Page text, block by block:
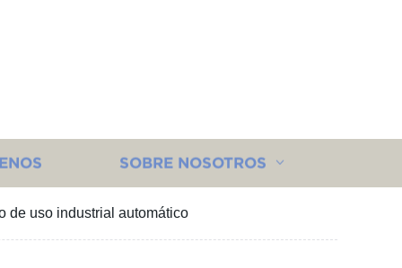
SOBRE NOSOTROS
de uso industrial automático